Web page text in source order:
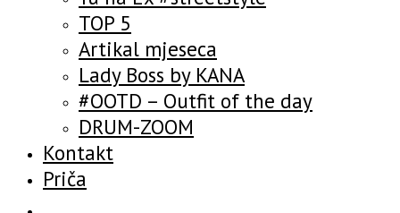
TOP 5
Artikal mjeseca
Lady Boss by KANA
#OOTD – Outfit of the day
DRUM-ZOOM
Kontakt
Priča